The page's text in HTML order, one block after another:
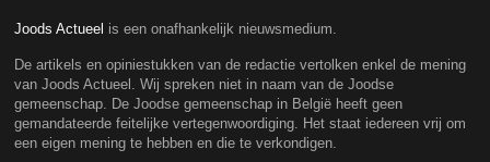
Joods Actueel is een onafhankelijk nieuwsmedium.
De artikels en opiniestukken van de redactie vertolken enkel de mening
van Joods Actueel. Wij spreken niet in naam van de Joodse
gemeenschap. De Joodse gemeenschap in België heeft geen
gemandateerde feitelijke vertegenwoordiging. Het staat iedereen vrij om
een eigen mening te hebben en die te verkondigen.